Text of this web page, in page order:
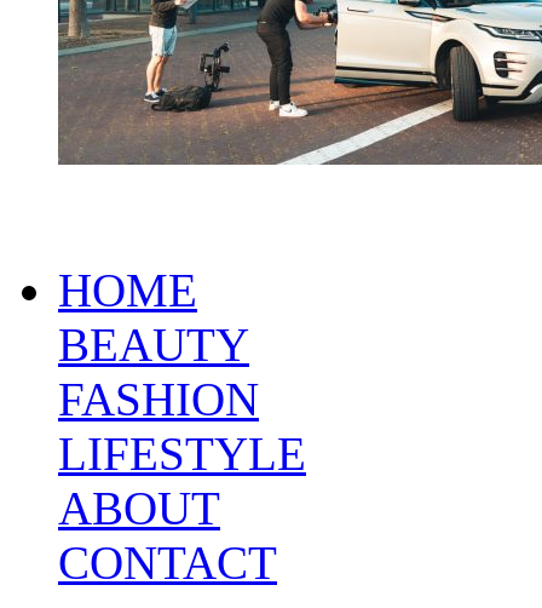
HOME
BEAUTY
FASHION
LIFESTYLE
ABOUT
CONTACT